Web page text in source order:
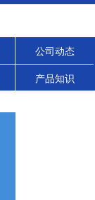
公司动态
产品知识